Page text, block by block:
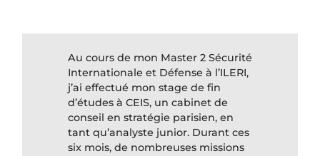
Au cours de mon Master 2 Sécurité
Internationale et Défense à l’ILERI,
j’ai effectué mon stage de fin
d’études à CEIS, un cabinet de
conseil en stratégie parisien, en
tant qu’analyste junior. Durant ces
six mois, de nombreuses missions